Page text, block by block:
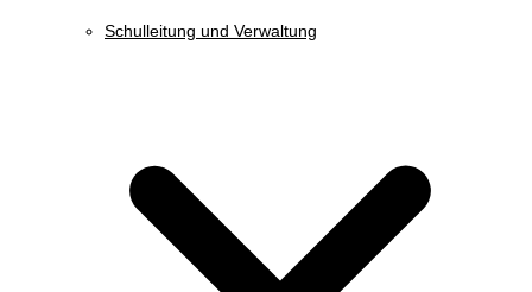
Schulleitung und Verwaltung